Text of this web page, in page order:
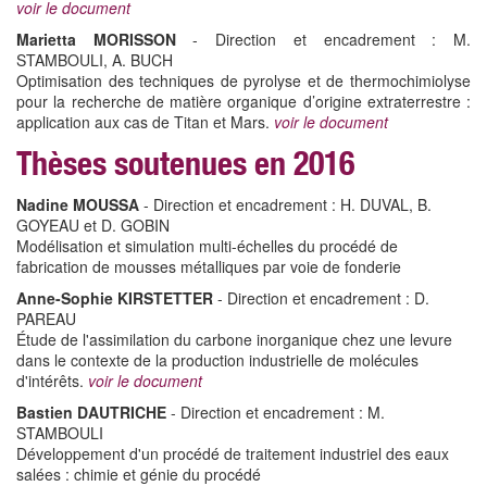
voir le document
Marietta MORISSON- Direction et encadrement : M.
STAMBOULI, A. BUCH
Optimisation des techniques de pyrolyse et de thermochimiolyse
pour la recherche de matière organique d’origine extraterrestre :
application aux cas de Titan et Mars. voir le document
Thèses soutenues en 2016
Nadine MOUSSA - Direction et encadrement : H. DUVAL, B.
GOYEAU et D. GOBIN
Modélisation et simulation multi-échelles du procédé de
fabrication de mousses métalliques par voie de fonderie
Anne-Sophie KIRSTETTER - Direction et encadrement : D.
PAREAU
Étude de l'assimilation du carbone inorganique chez une levure
dans le contexte de la production industrielle de molécules
d'intérêts. voir le document
Bastien DAUTRICHE - Direction et encadrement : M.
STAMBOULI
Développement d'un procédé de traitement industriel des eaux
salées : chimie et génie du procédé